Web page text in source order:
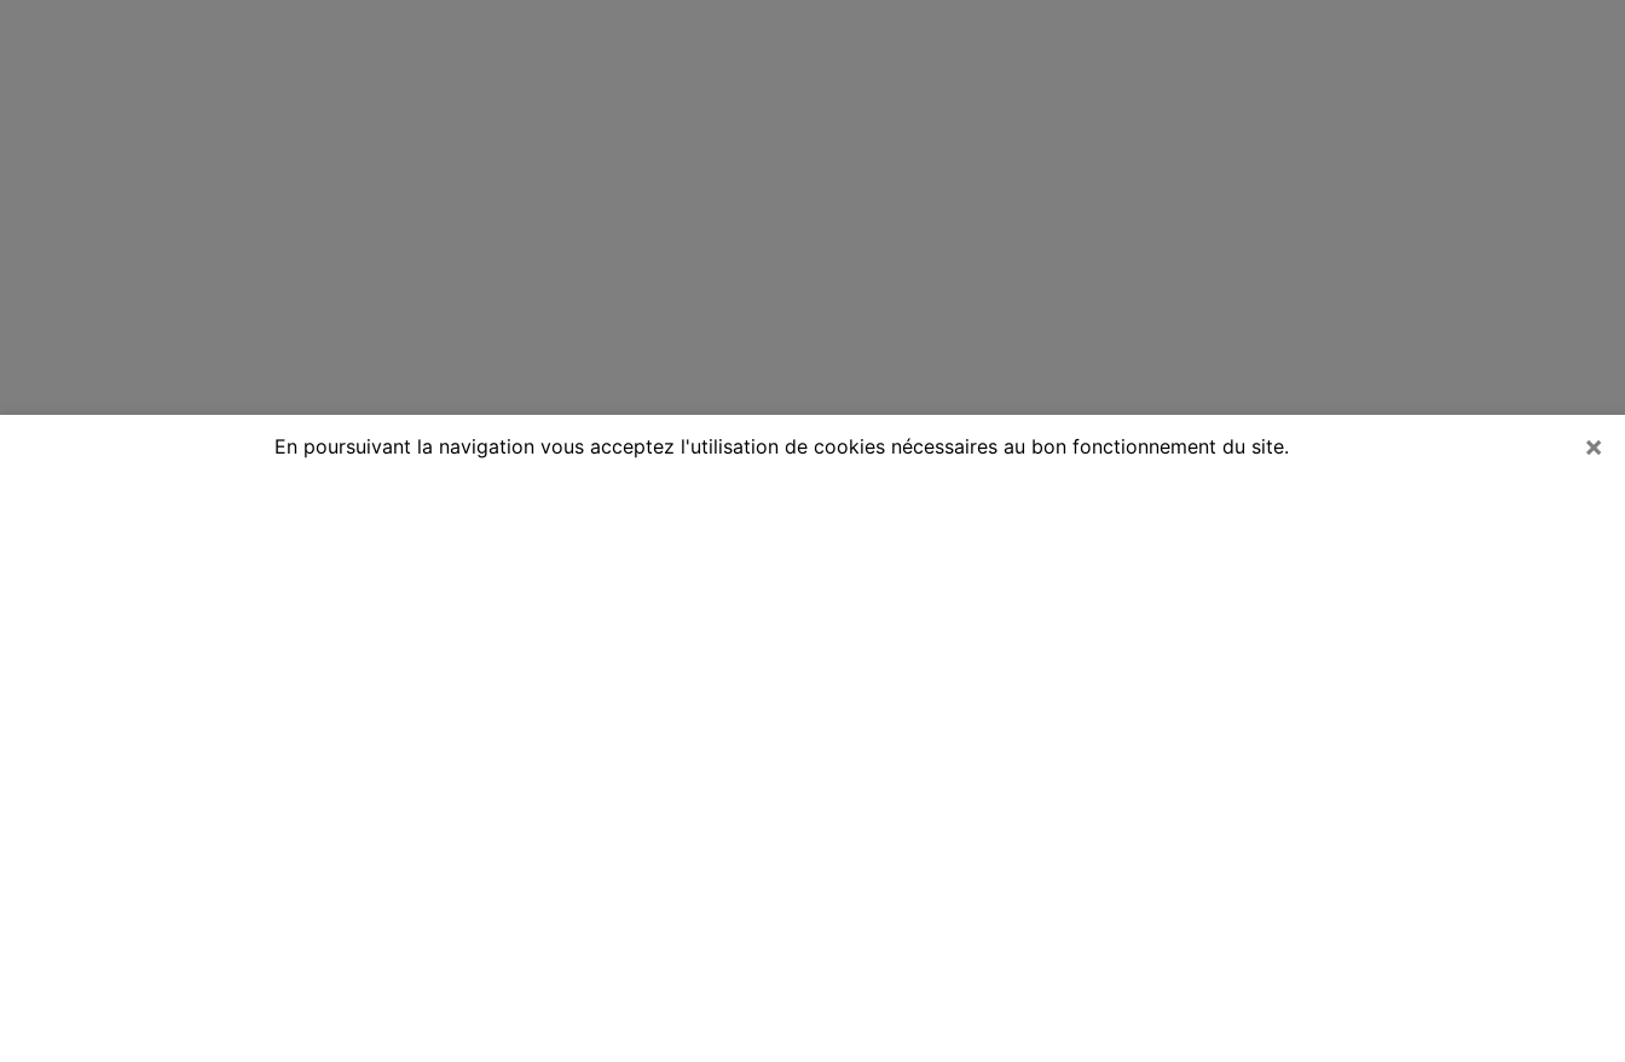
×
En poursuivant la navigation vous acceptez l'utilisation de cookies nécessaires au bon fonctionnement du site.